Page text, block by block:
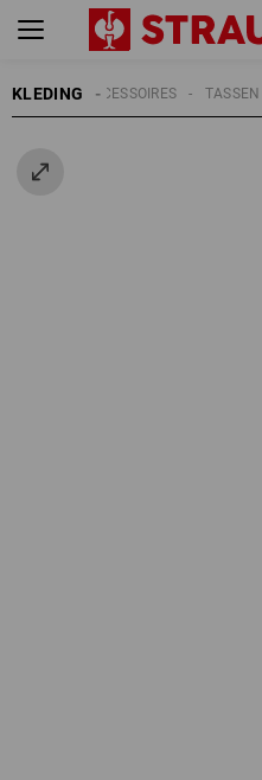
KLEDING TASSEN
ACCESSOIRES
HEREN